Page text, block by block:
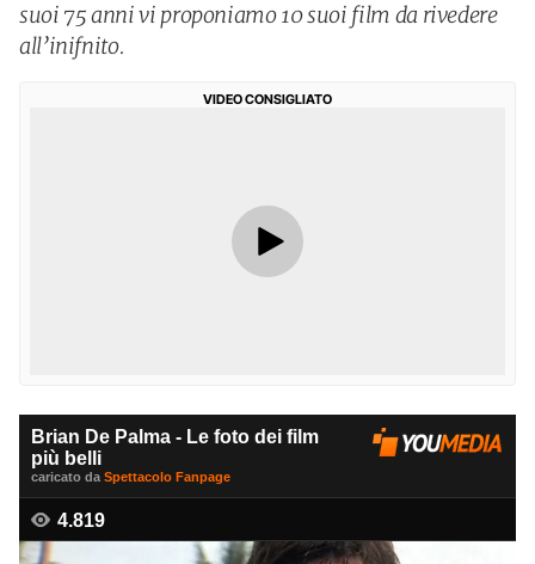
suoi 75 anni vi proponiamo 10 suoi film da rivedere
all’inifnito.
VIDEO CONSIGLIATO